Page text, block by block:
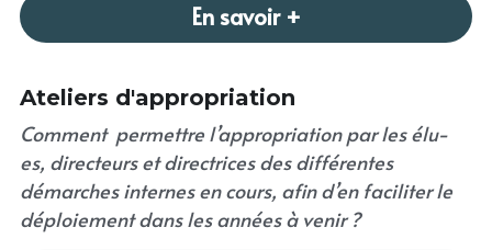
En savoir +
Ateliers d'appropriation
Comment  permettre l’appropriation par les élu-
es, directeurs et directrices des différentes
démarches internes en cours, afin d’en faciliter le
déploiement dans les années à venir ?